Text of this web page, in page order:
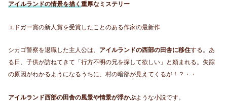
アイルランドの情景を描く重厚なミステリー
エドガー賞の新人賞を受賞したことのある作家の最新作
シカゴ警察を退職した主人公は、 アイルランドの西部の田舎に移住する。あ
る日、子供が訪ねてきて「行方不明の兄を探して欲しい」と頼まれる。失踪
の原因がわかるようになるうちに、村の暗部が見えてくるが！？・・
アイルランド西部の田舎の風景や情景が浮かぶような小説です。